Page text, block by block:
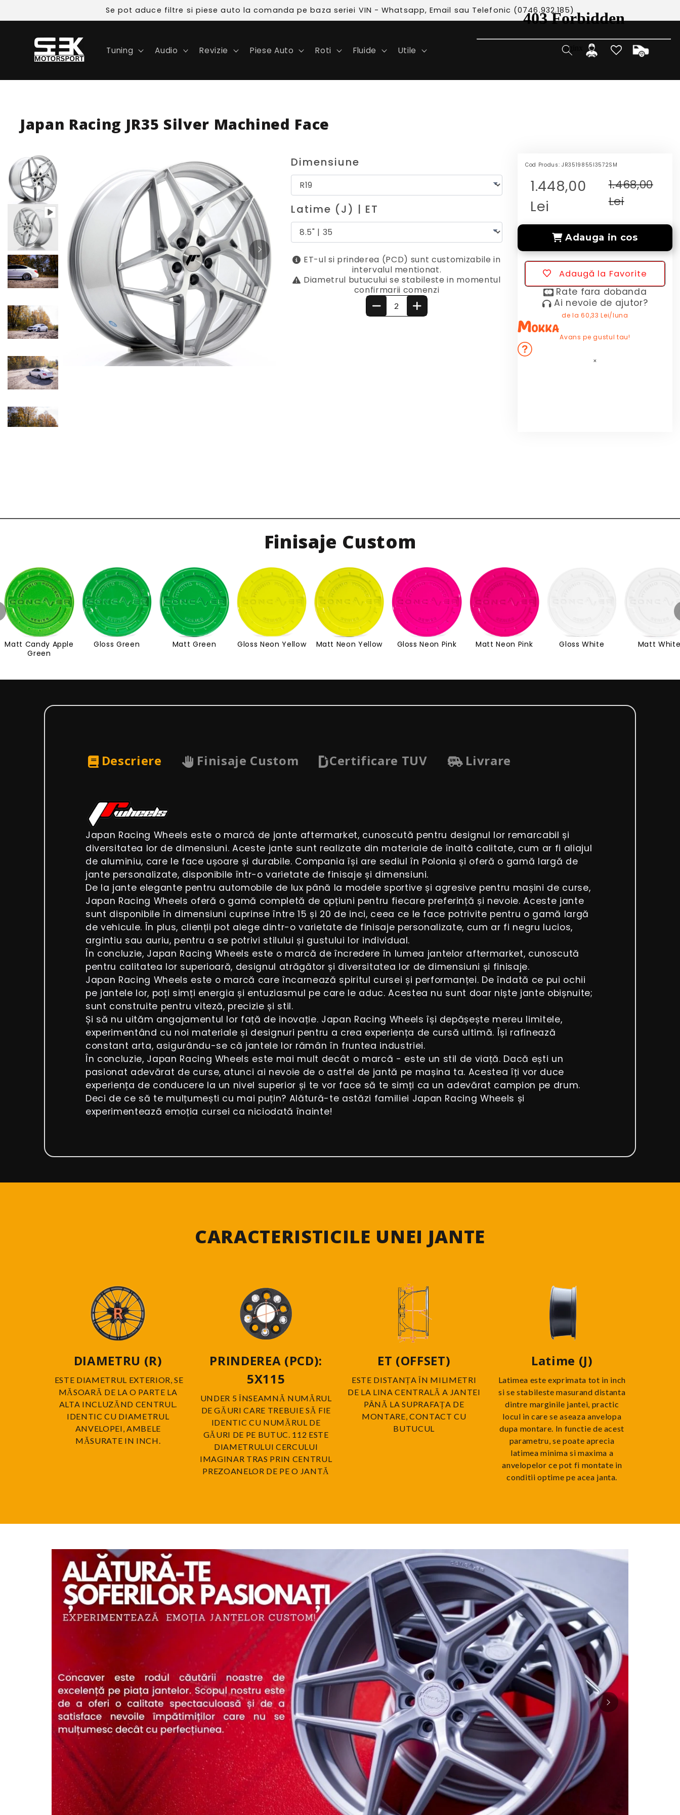
Se pot aduce filtre si piese auto la comanda pe baza seriei VIN - Whatsapp, Email sau Telefonic (0746.932.185)
Tuning Audio Revizie Piese Auto Roti Fluide Utile Autentificare Cos
Japan Racing JR35 Silver Machined Face
Dimensiune
Latime (J) | ET
ET-ul si prinderea (PCD) sunt customizabile in
intervalul mentionat.
Diametrul butucului se stabileste in momentul
confirmarii comenzi
Cod Produs: JR3519855I3572SM
1.448,00
Lei
1.468,00
Lei
Adauga in cos
Adaugă la Favorite
Rate fara dobanda
Ai nevoie de ajutor?
de la 60,33 Lei/luna
Avans pe gustul tau!
×
Finisaje Custom
Matt Candy Apple
Green
Gloss Green Matt Green Gloss Neon Yellow Matt Neon Yellow Gloss Neon Pink Matt Neon Pink Gloss White Matt
Descriere Finisaje Custom Certificare TUV Livrare
Japan Racing Wheels este o marcă de jante aftermarket, cunoscută pentru designul lor remarcabil și
diversitatea lor de dimensiuni. Aceste jante sunt realizate din materiale de înaltă calitate, cum ar fi aliajul
de aluminiu, care le face ușoare și durabile. Compania își are sediul în Polonia și oferă o gamă largă de
jante personalizate, disponibile într-o varietate de finisaje și dimensiuni.
De la jante elegante pentru automobile de lux până la modele sportive și agresive pentru mașini de curse,
Japan Racing Wheels oferă o gamă completă de opțiuni pentru fiecare preferință și nevoie. Aceste jante
sunt disponibile în dimensiuni cuprinse între 15 și 20 de inci, ceea ce le face potrivite pentru o gamă largă
de vehicule. În plus, clienții pot alege dintr-o varietate de finisaje personalizate, cum ar fi negru lucios,
argintiu sau auriu, pentru a se potrivi stilului și gustului lor individual.
În concluzie, Japan Racing Wheels este o marcă de încredere în lumea jantelor aftermarket, cunoscută
pentru calitatea lor superioară, designul atrăgător și diversitatea lor de dimensiuni și finisaje.
Japan Racing Wheels este o marcă care încarnează spiritul cursei și performanței. De îndată ce pui ochii
pe jantele lor, poți simți energia și entuziasmul pe care le aduc. Acestea nu sunt doar niște jante obișnuite;
sunt construite pentru viteză, precizie și stil.
Și să nu uităm angajamentul lor față de inovație. Japan Racing Wheels își depășește mereu limitele,
experimentând cu noi materiale și designuri pentru a crea experiența de cursă ultimă. Își rafinează
constant arta, asigurându-se că jantele lor rămân în fruntea industriei.
În concluzie, Japan Racing Wheels este mai mult decât o marcă - este un stil de viață. Dacă ești un
pasionat adevărat de curse, atunci ai nevoie de o astfel de jantă pe mașina ta. Acestea îți vor duce
experiența de conducere la un nivel superior și te vor face să te simți ca un adevărat campion pe drum.
Deci de ce să te mulțumești cu mai puțin? Alătură-te astăzi familiei Japan Racing Wheels și
experimentează emoția cursei ca niciodată înainte!
CARACTERISTICILE UNEI JANTE
DIAMETRU (R)
ESTE DIAMETRUL EXTERIOR, SE
MĂSOARĂ DE LA O PARTE LA
ALTA INCLUZĂND CENTRUL.
IDENTIC CU DIAMETRUL
ANVELOPEI, AMBELE
MĂSURATE IN INCH.
PRINDEREA (PCD):
5X115
UNDER 5 ÎNSEAMNĂ NUMĂRUL
DE GĂURI CARE TREBUIE SĂ FIE
IDENTIC CU NUMĂRUL DE
GĂURI DE PE BUTUC. 112 ESTE
DIAMETRULUI CERCULUI
IMAGINAR TRAS PRIN CENTRUL
PREZOANELOR DE PE O JANTĂ
ET (OFFSET)
ESTE DISTANȚA ÎN MILIMETRI
DE LA LINA CENTRALĂ A JANTEI
PÂNĂ LA SUPRAFAȚA DE
MONTARE, CONTACT CU
BUTUCUL
Latime (J)
Latimea este exprimata tot in inch
si se stabileste masurand distanta
dintre marginile jantei, practic
locul in care se aseaza anvelopa
dupa montare. In functie de acest
parametru, se poate aprecia
latimea minima si maxima a
anvelopelor ce pot fi montate in
conditii optime pe acea janta.